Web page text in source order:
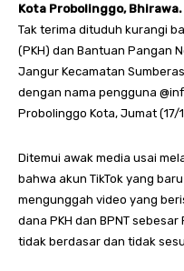
Kota Probolinggo, Bhirawa.
Tak terima dituduh kurangi
(PKH) dan Bantuan Pangan
Jangur Kecamatan
dengan nama pengguna
Probolinggo Kota, Jumat (17/
Ditemui awak media usai
bahwa akun TikTok yang
mengunggah video yang
dana PKH dan BPNT
tidak berdasar dan tidak